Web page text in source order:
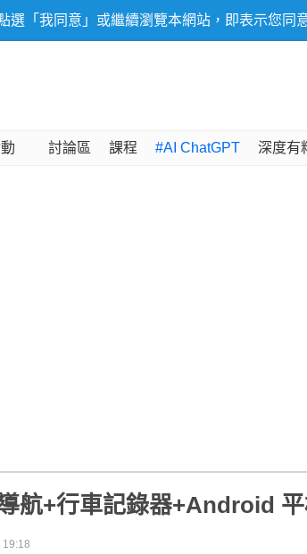
「我同意」或繼續瀏覽本網站，即表示您同
討論區 課程 #AI ChatGPT 深度有
航+行車記錄器+Android